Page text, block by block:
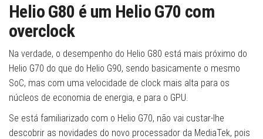
Helio G80 é um Helio G70 com
overclock
Na verdade, o desempenho do Helio G80 está mais próximo do
Helio G70 do que do Helio G90, sendo basicamente o mesmo
SoC, mas com uma velocidade de clock mais alta para os
núcleos de economia de energia, e para o GPU.
Se está familiarizado com o Helio G70, não vai custar-lhe
descobrir as novidades do novo processador da MediaTek, pois